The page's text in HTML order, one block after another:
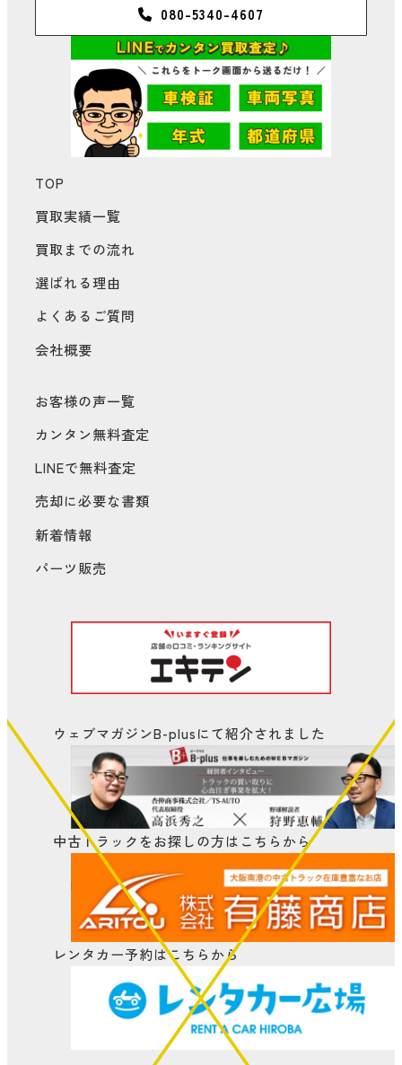
080-5340-4607
TOP
買取実績一覧
買取までの流れ
選ばれる理由
よくあるご質問
会社概要
お客様の声一覧
カンタン無料査定
LINEで無料査定
売却に必要な書類
新着情報
パーツ販売
ウェブマガジンB-plusにて紹介されました
中古トラックをお探しの方はこちらから
レンタカー予約はこちらから